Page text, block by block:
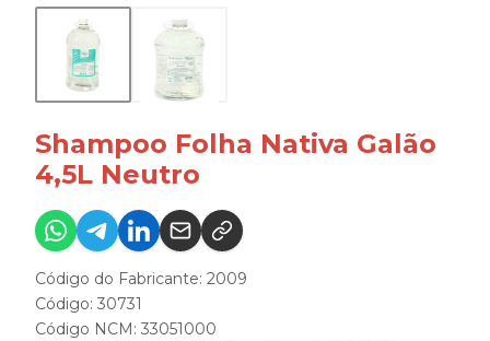
Shampoo Folha Nativa Galão
4,5L Neutro
Código do Fabricante: 2009
Código: 30731
Código NCM: 33051000